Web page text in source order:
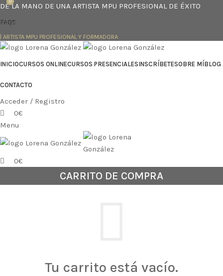
Skip to navigation
Skip to main content
DE LA MANO DE UNA ARTISTA MPU PROFESIONAL DE ÉXITO
FAQS
| ARTISTA MPU PROFESIONAL Y FORMADORA
INICIOCURSOS ONLINECURSOS PRESENCIALESINSCRÍBETESOBRE MÍBLOG
CONTACTO
Acceder / Registro
0
0€
Menu
0
0€
CARRITO DE COMPRA
Tu carrito está vacío.